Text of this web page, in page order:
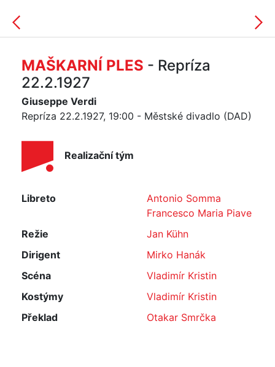
MAŠKARNÍ PLES - Repríza
22.2.1927
Giuseppe Verdi
Repríza 22.2.1927, 19:00 - Městské divadlo (DAD)
Realizační tým
Libreto
Antonio Somma
Francesco Maria Piave
Režie
Jan Kühn
Dirigent
Mirko Hanák
Scéna
Vladimír Kristin
Kostýmy
Vladimír Kristin
Překlad
Otakar Smrčka